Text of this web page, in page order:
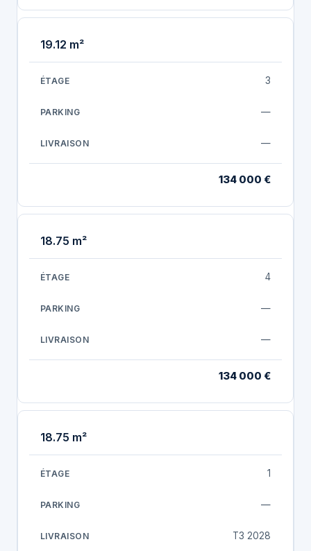
19.12 m²
3
—
—
134 000 €
18.75 m²
4
—
—
134 000 €
18.75 m²
1
—
T3 2028